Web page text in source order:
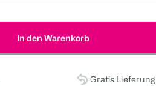
In den Warenkorb
Gratis